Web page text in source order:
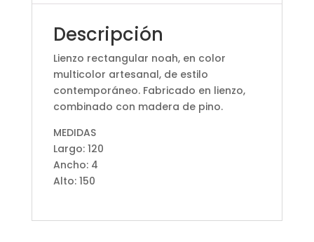
Descripción
Lienzo rectangular noah, en color
multicolor artesanal, de estilo
contemporáneo. Fabricado en lienzo,
combinado con madera de pino.
MEDIDAS
Largo: 120
Ancho: 4
Alto: 150